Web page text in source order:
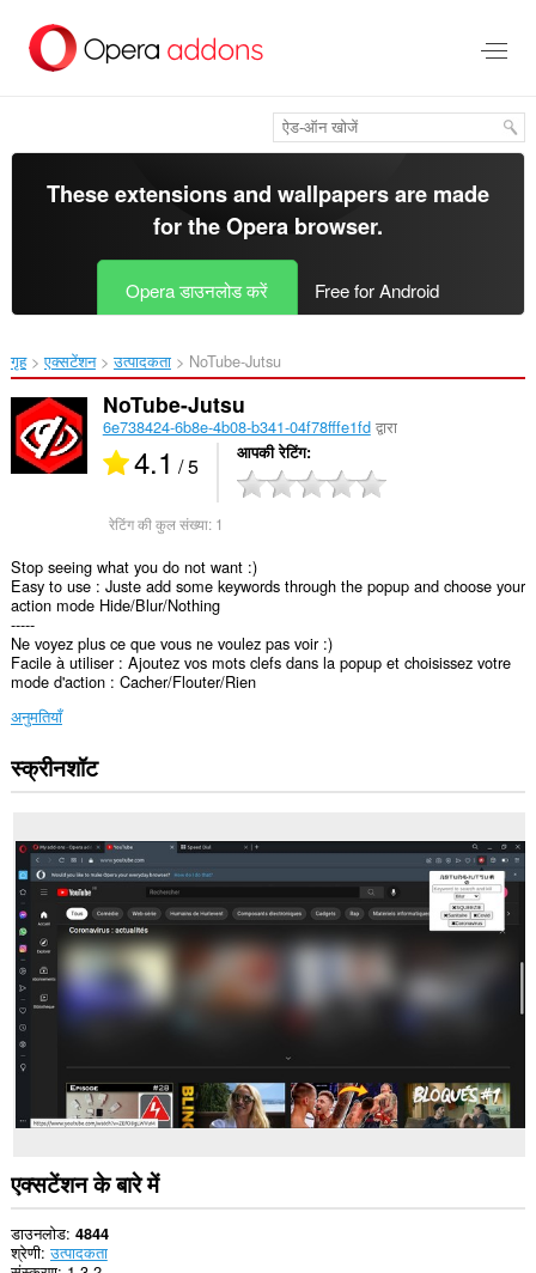
सामग्री
These extensions and wallpapers are made
for theOpera browser.
Opera डाउनलोड करें Free for Android
गृह एक्सटेंशन उत्पादकता NoTube-Jutsu‎
NoTube-Jutsu
6e738424-6b8e-4b08-b341-04f78fffe1fdद्वारा
4.1 / 5 आपकी रेटिंग
रेटिंग की कुल संख्या: 1
Stop seeing what you do not want :)
Easy to use : Juste add some keywords through the popup and choose your
action mode Hide/Blur/Nothing
-----
Ne voyez plus ce que vous ne voulez pas voir :)
Facile à utiliser : Ajoutez vos mots clefs dans la popup et choisissez votre
mode d'action : Cacher/Flouter/Rien
अनुमतियाँ
यह
एक्सटेंशन
पर
आपके
डेटा
तक
पहुँच
प्राप्त
कर
सकता
है।
यह
एक्सटेंशन
आपके
ब्राउज़िंग
पहुँच
प्राप्त
कर
सकता
है।
स्क्रीनशॉट
एक्सटेंशन के बारे में
डाउनलोड 4844
श्रेणी उत्पादकता